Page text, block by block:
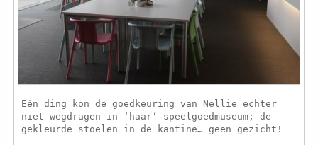
Eén ding kon de goedkeuring van Nellie echter
niet wegdragen in ‘haar’ speelgoedmuseum; de
gekleurde stoelen in de kantine… geen gezicht!